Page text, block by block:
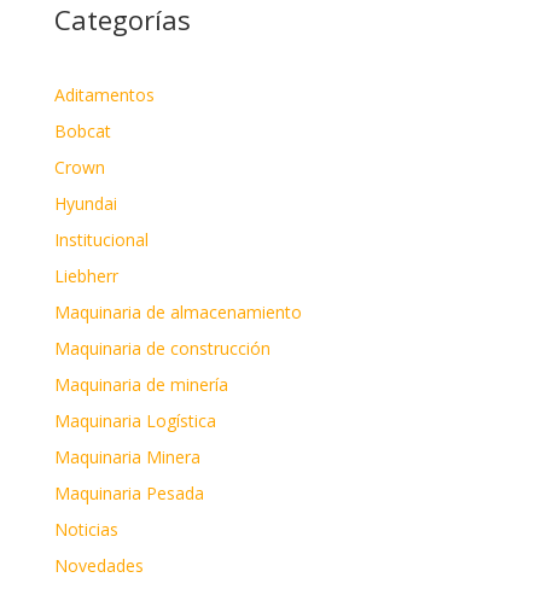
Categorías
Aditamentos
Bobcat
Crown
Hyundai
Institucional
Liebherr
Maquinaria de almacenamiento
Maquinaria de construcción
Maquinaria de minería
Maquinaria Logística
Maquinaria Minera
Maquinaria Pesada
Noticias
Novedades